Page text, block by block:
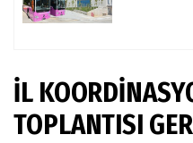
İL
TOPLANTISI